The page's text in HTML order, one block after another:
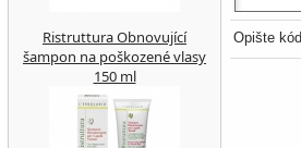
Opište
Ristruttura Obnovující
šampon na poškozené vlasy
150 ml